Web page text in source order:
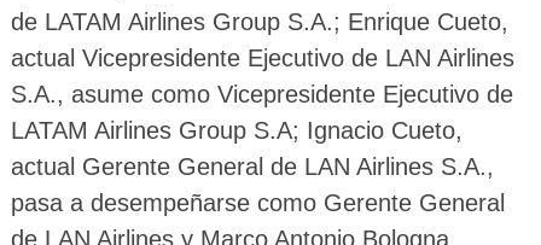
de LATAM Airlines Group S.A.; Enrique Cueto,
actual Vicepresidente Ejecutivo de LAN Airlines
S.A., asume como Vicepresidente Ejecutivo de
LATAM Airlines Group S.A; Ignacio Cueto,
actual Gerente General de LAN Airlines S.A.,
pasa a desempeñarse como Gerente General
de LAN Airlines y Marco Antonio Bologna